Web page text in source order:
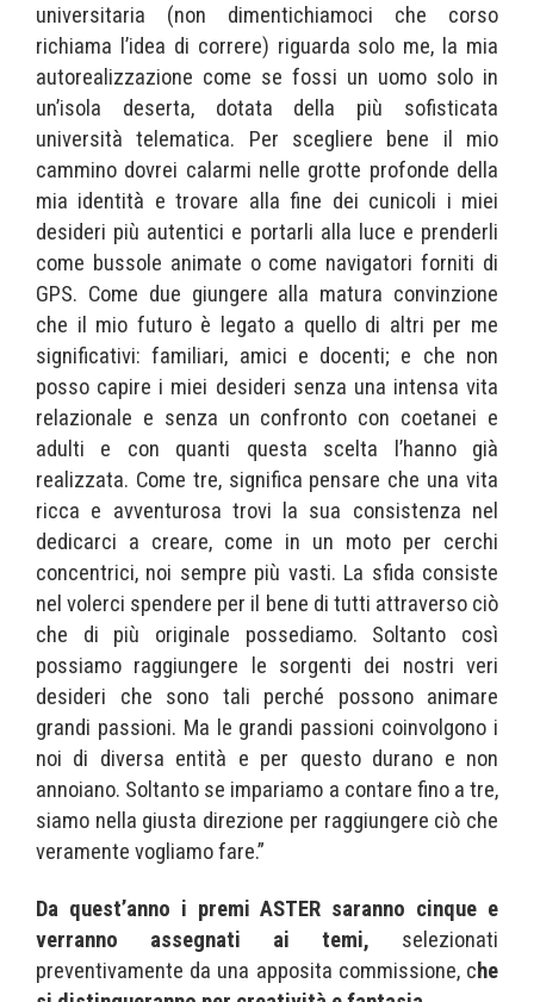
universitaria (non dimentichiamoci che corso
richiama l’idea di correre) riguarda solo me, la mia
autorealizzazione come se fossi un uomo solo in
un’isola deserta, dotata della più sofisticata
università telematica. Per scegliere bene il mio
cammino dovrei calarmi nelle grotte profonde della
mia identità e trovare alla fine dei cunicoli i miei
desideri più autentici e portarli alla luce e prenderli
come bussole animate o come navigatori forniti di
GPS. Come due giungere alla matura convinzione
che il mio futuro è legato a quello di altri per me
significativi: familiari, amici e docenti; e che non
posso capire i miei desideri senza una intensa vita
relazionale e senza un confronto con coetanei e
adulti e con quanti questa scelta l’hanno già
realizzata. Come tre, significa pensare che una vita
ricca e avventurosa trovi la sua consistenza nel
dedicarci a creare, come in un moto per cerchi
concentrici, noi sempre più vasti. La sfida consiste
nel volerci spendere per il bene di tutti attraverso ciò
che di più originale possediamo. Soltanto così
possiamo raggiungere le sorgenti dei nostri veri
desideri che sono tali perché possono animare
grandi passioni. Ma le grandi passioni coinvolgono i
noi di diversa entità e per questo durano e non
annoiano. Soltanto se impariamo a contare fino a tre,
siamo nella giusta direzione per raggiungere ciò che
veramente vogliamo fare.”
Da quest’anno i premi ASTER saranno cinque e
verranno assegnati ai temi, selezionati
preventivamente da una apposita commissione, che